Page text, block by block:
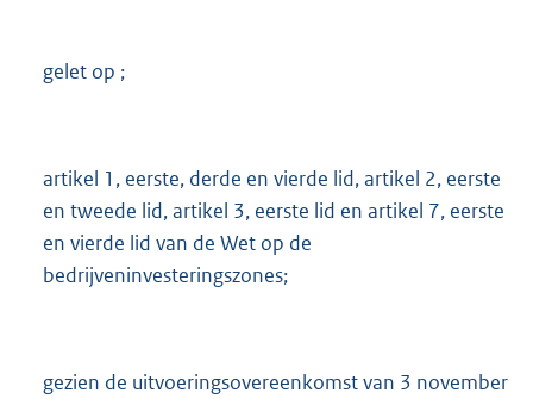
gelet op ;
artikel 1, eerste, derde en vierde lid, artikel 2, eerste
en tweede lid, artikel 3, eerste lid en artikel 7, eerste
en vierde lid van de Wet op de
bedrijveninvesteringszones;
gezien de uitvoeringsovereenkomst van 3 november